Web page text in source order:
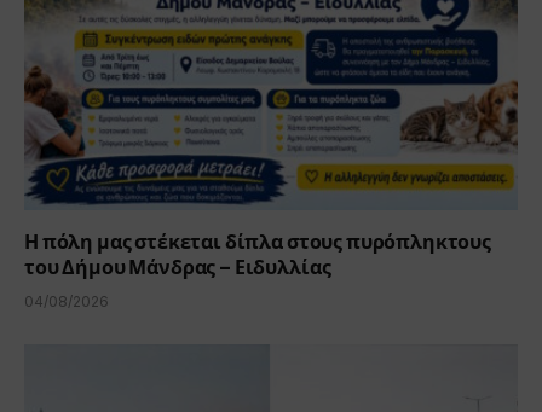
Η πόλη μας στέκεται δίπλα στους πυρόπληκτους
του Δήμου Μάνδρας – Ειδυλλίας
04/08/2026